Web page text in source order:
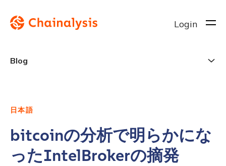
Login
Blog
日本語
bitcoinの分析で明らかにな
ったIntelBrokerの摘発